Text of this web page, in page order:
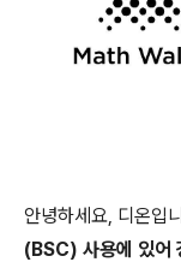
안녕하세요, 디온입
(BSC) 사용에 있어